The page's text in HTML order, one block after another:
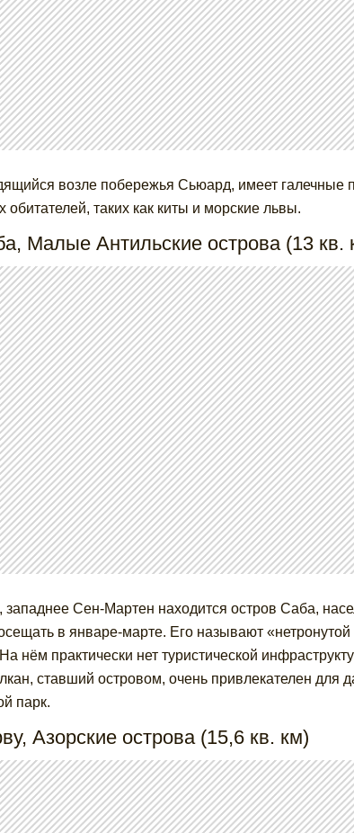
возле побережья Сьюард, имеет галечные
обитателей, таких как киты и морские львы.
Малые Антильские острова (13 кв.
Сен-Мартен находится остров Саба,
в январе-марте. Его называют
нём практически нет туристической
ставший островом, очень привлекателен для
парк.
Азорские острова (15,6 кв. км)